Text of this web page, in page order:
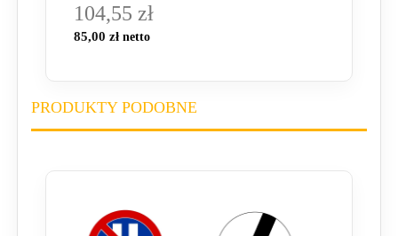
104,55 zł
85,00 zł
PRODUKTY PODOBNE